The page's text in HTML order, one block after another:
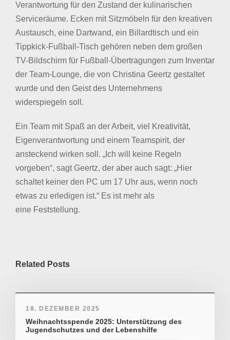
Verantwortung für den Zustand der kulinarischen
Serviceräume. Ecken mit Sitzmöbeln für den kreativen
Austausch, eine Dartwand, ein Billardtisch und ein
Tippkick-Fußball-Tisch gehören neben dem großen
TV-Bildschirm für Fußball-Übertragungen zum Inventar
der Team-Lounge, die von Christina Geertz gestaltet
wurde und den Geist des Unternehmens
widerspiegeln soll.
Ein Team mit Spaß an der Arbeit, viel Kreativität,
Eigenverantwortung und einem Teamspirit, der
ansteckend wirken soll. „Ich will keine Regeln
vorgeben“, sagt Geertz, der aber auch sagt: „Hier
schaltet keiner den PC um 17 Uhr aus, wenn noch
etwas zu erledigen ist.“ Es ist mehr als
eine Feststellung.
Related Posts
18. DEZEMBER 2025
Weihnachtsspende 2025: Unterstützung des
Jugendschutzes und der Lebenshilfe